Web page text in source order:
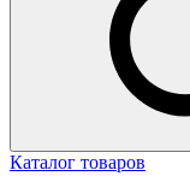
Каталог товаров